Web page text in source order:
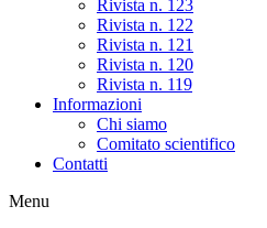
Rivista n. 123
Rivista n. 122
Rivista n. 121
Rivista n. 120
Rivista n. 119
Informazioni
Chi siamo
Comitato scientifico
Contatti
Menu